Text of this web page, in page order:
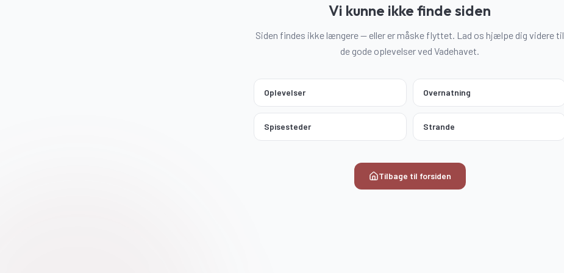
Vi kunne ikke finde siden
Siden findes ikke længere — eller er måske flyttet. Lad os hjælpe dig videre til
de gode oplevelser ved Vadehavet.
Oplevelser Overnatning
Spisesteder Strande
Tilbage til forsiden